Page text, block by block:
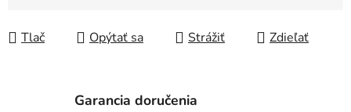
Tlač Opýtať sa Strážiť Zdieľať
Garancia doručenia